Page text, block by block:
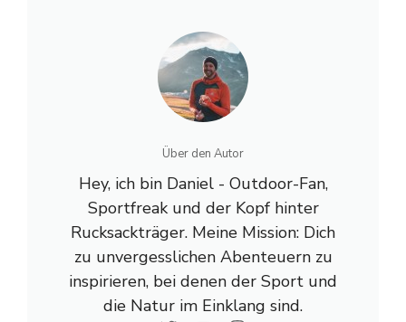
Über den Autor
Hey, ich bin Daniel - Outdoor-Fan,
Sportfreak und der Kopf hinter
Rucksackträger. Meine Mission: Dich
zu unvergesslichen Abenteuern zu
inspirieren, bei denen der Sport und
die Natur im Einklang sind.